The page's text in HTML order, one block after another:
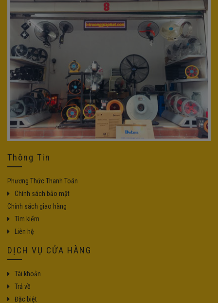
Thông Tin
Phương Thức Thanh Toán
Chính sách bảo mật
Chính sách giao hàng
Tìm kiếm
Liên hệ
DỊCH VỤ CỬA HÀNG
Tài khoản
Trả về
Đặc biệt